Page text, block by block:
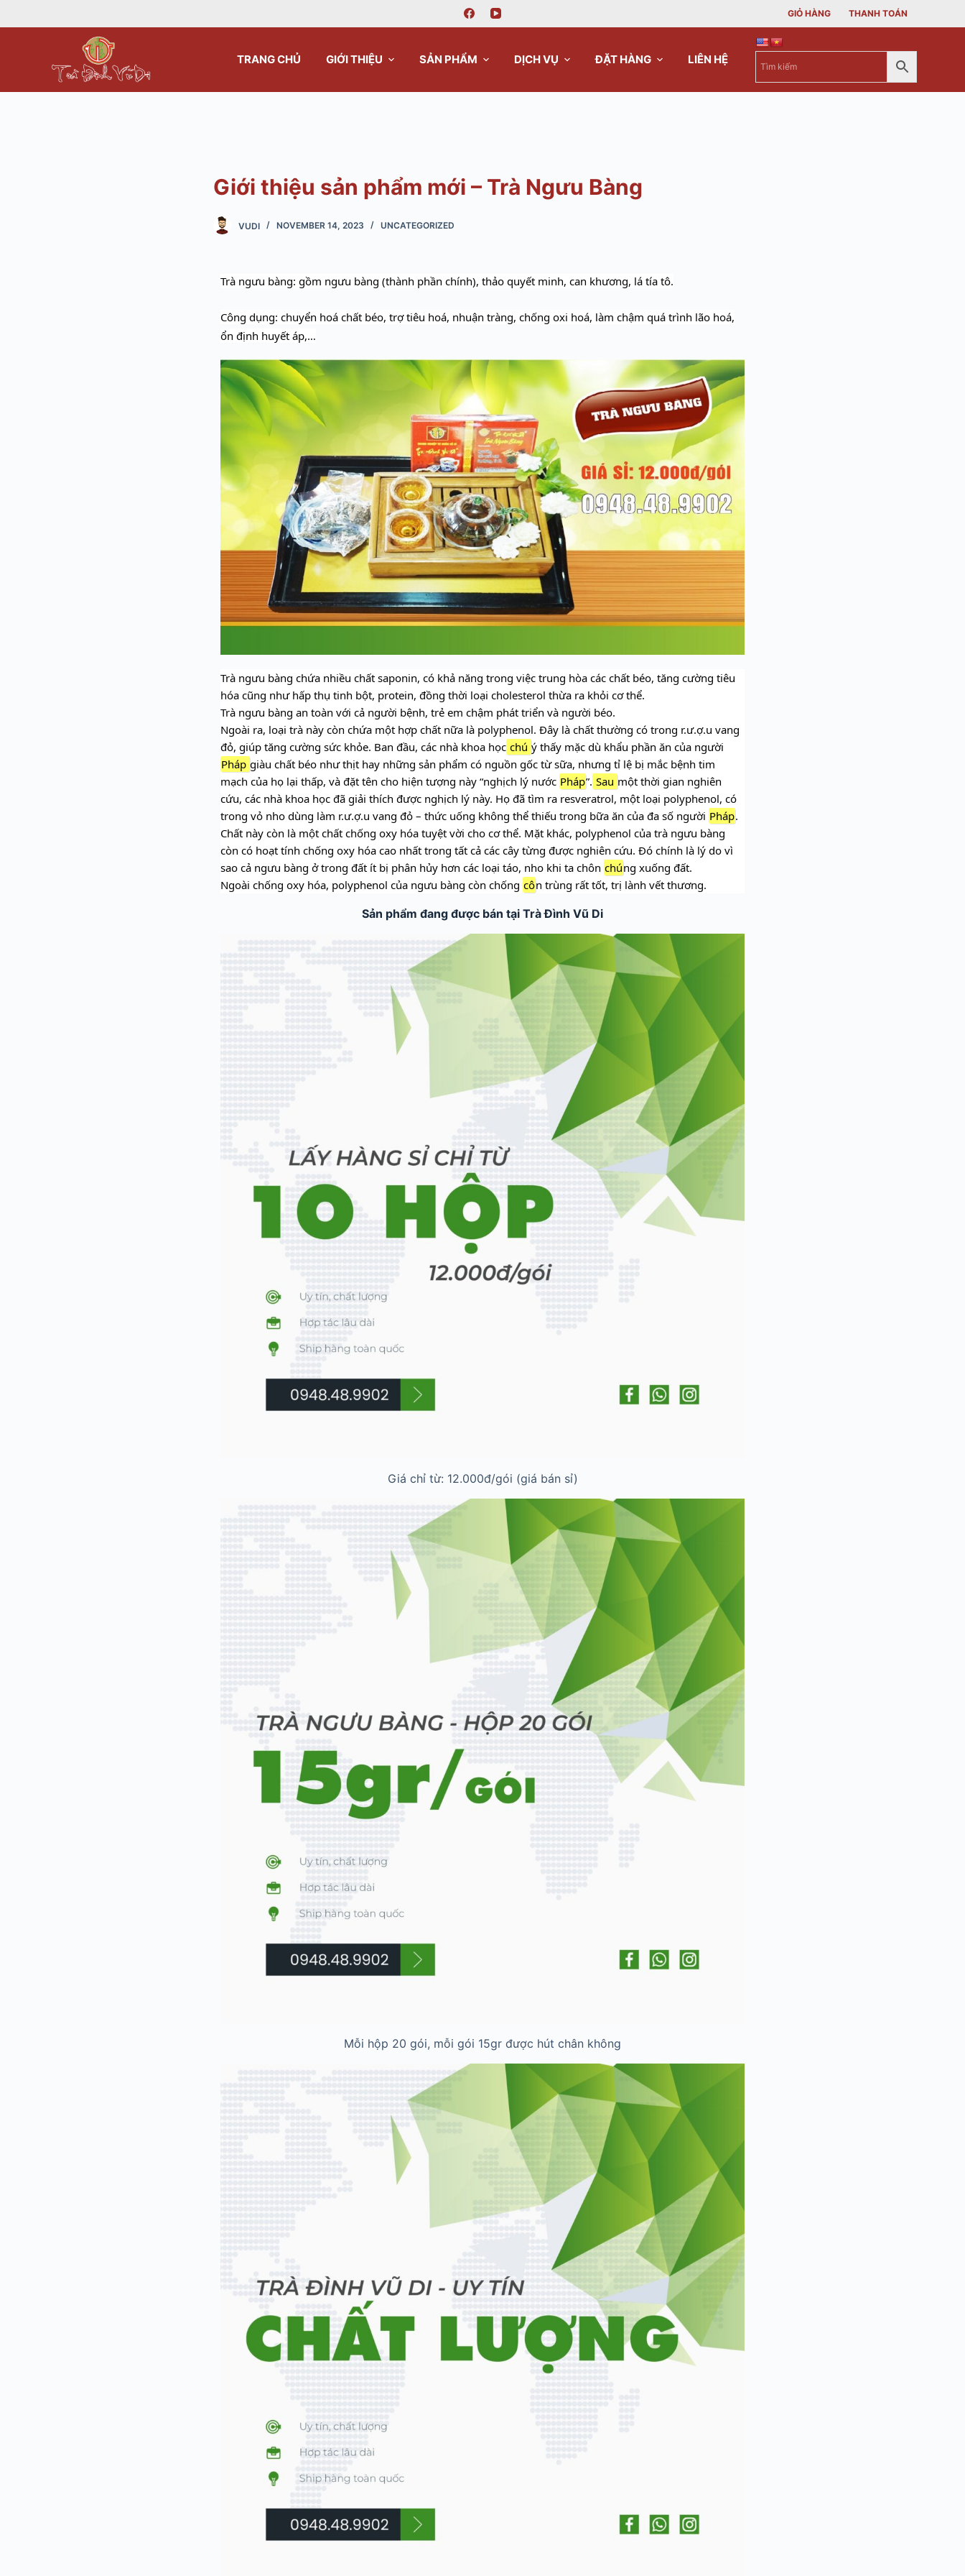
t
GIỎ HÀNG THANH TOÁN
TRANG CHỦ GIỚI THIỆU SẢN PHẨM DỊCH VỤ ĐẶT HÀNG LIÊN HỆ
Giới thiệu sản phẩm mới – Trà Ngưu Bàng
VUDI NOVEMBER 14, 2023 UNCATEGORIZED
Trà ngưu bàng: gồm ngưu bàng (thành phần chính), thảo quyết minh, can khương, lá tía tô.
Công dụng: chuyển hoá chất béo, trợ tiêu hoá, nhuận tràng, chống oxi hoá, làm chậm quá trình lão hoá,
ổn định huyết áp,…
Trà ngưu bàng chứa nhiều chất saponin, có khả năng trong việc trung hòa các chất béo, tăng cường tiêu
hóa cũng như hấp thụ tinh bột, protein, đồng thời loại cholesterol thừa ra khỏi cơ thể.
Trà ngưu bàng an toàn với cả người bệnh, trẻ em chậm phát triển và người béo.
Ngoài ra, loại trà này còn chứa một hợp chất nữa là polyphenol. Đây là chất thường có trong r.ư.ợ.u vang
đỏ, giúp tăng cường sức khỏe. Ban đầu, các nhà khoa học chú ý thấy mặc dù khẩu phần ăn của người
Pháp giàu chất béo như thịt hay những sản phẩm có nguồn gốc từ sữa, nhưng tỉ lệ bị mắc bệnh tim
mạch của họ lại thấp, và đặt tên cho hiện tượng này “nghịch lý nước Pháp”. Sau một thời gian nghiên
cứu, các nhà khoa học đã giải thích được nghịch lý này. Họ đã tìm ra resveratrol, một loại polyphenol, có
trong vỏ nho dùng làm r.ư.ợ.u vang đỏ – thức uống không thể thiếu trong bữa ăn của đa số người Pháp.
Chất này còn là một chất chống oxy hóa tuyệt vời cho cơ thể. Mặt khác, polyphenol của trà ngưu bàng
còn có hoạt tính chống oxy hóa cao nhất trong tất cả các cây từng được nghiên cứu. Đó chính là lý do vì
sao cả ngưu bàng ở trong đất ít bị phân hủy hơn các loại táo, nho khi ta chôn chúng xuống đất.
Ngoài chống oxy hóa, polyphenol của ngưu bàng còn chống côn trùng rất tốt, trị lành vết thương.
Sản phẩm đang được bán tại Trà Đình Vũ Di
Giá chỉ từ: 12.000đ/gói (giá bán sỉ)
Mỗi hộp 20 gói, mỗi gói 15gr được hút chân không